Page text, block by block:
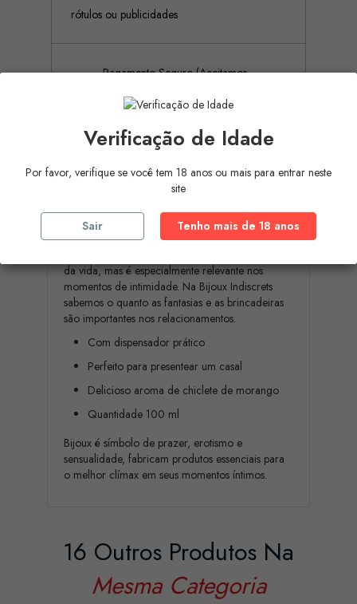
rótulos ou publicidades
Pagamento Seguro (Aceitamos
pagamento por referência Multibanco, Mbway
e cartões de crédito)
Descrição Detalhes do produto
da vida, mas é especialmente relevante nos
momentos de intimidade. Na Bijoux Indiscrets
sabemos o quanto as fantasias e as brincadeiras
são importantes nos relacionamentos.
Com dispensador prático
Perfeito para presentear um casal
Delicioso aroma de chiclete de morango
Quantidade 100 ml
Bijoux é símbolo de prazer, erotismo e
sensualidade, fabricam produtos essenciais para
o melhor clímax em seus momentos íntimos.
16 Outros Produtos Na
Mesma Categoria
Verificação de Idade
Por favor, verifique se você tem 18 anos ou mais para entrar neste
site
Sair Tenho mais de 18 anos